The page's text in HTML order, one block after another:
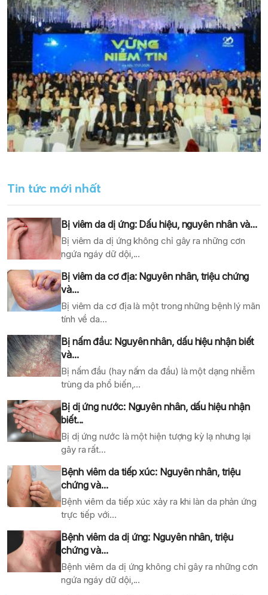
Tin tức mới nhất
Bị viêm da dị ứng: Dấu hiệu, nguyên nhân và...
Bị viêm da dị ứng không chỉ gây ra những cơn
ngứa ngáy dữ dội,...
Bị viêm da cơ địa: Nguyên nhân, triệu chứng
và...
Bị viêm da cơ địa là một trong những bệnh lý mãn
tính về da...
Bị nấm đầu: Nguyên nhân, dấu hiệu nhận biết
và...
Bị nấm đầu (hay nấm da đầu) là một dạng nhiễm
trùng da phổ biến,...
Bị dị ứng nước: Nguyên nhân, dấu hiệu nhận
biết...
Bị dị ứng nước là một hiện tượng kỳ lạ nhưng lại
gây ra rất...
Bệnh viêm da tiếp xúc: Nguyên nhân, triệu
chứng và...
Bệnh viêm da tiếp xúc xảy ra khi làn da phản ứng
trực tiếp với...
Bệnh viêm da dị ứng: Nguyên nhân, triệu
chứng và...
Bệnh viêm da dị ứng không chỉ gây ra những cơn
ngứa ngáy dữ dội,...